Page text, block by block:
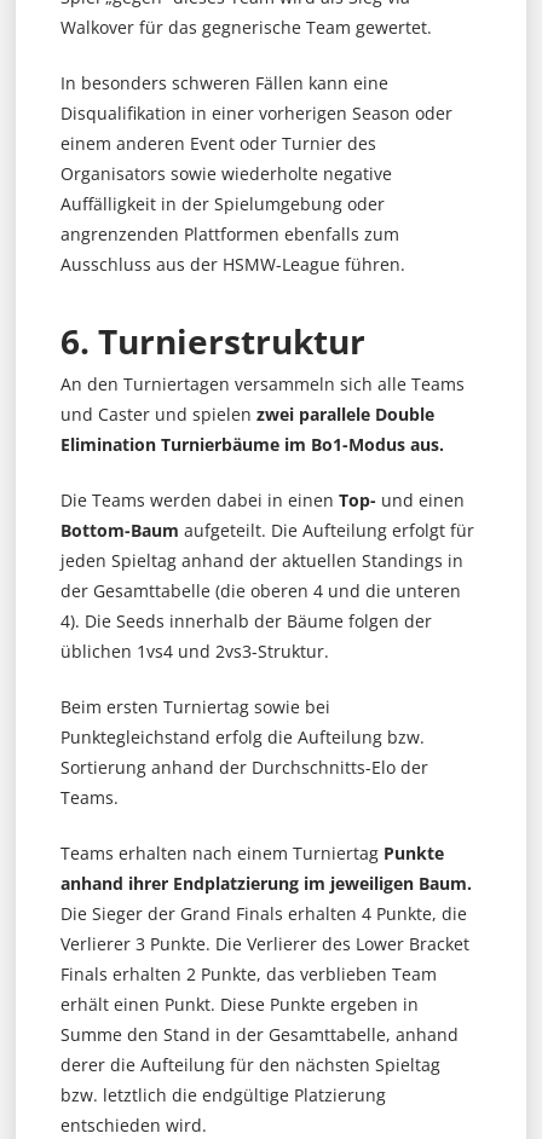
Walkover für das gegnerische Team gewertet.
In besonders schweren Fällen kann eine
Disqualifikation in einer vorherigen Season oder
einem anderen Event oder Turnier des
Organisators sowie wiederholte negative
Auffälligkeit in der Spielumgebung oder
angrenzenden Plattformen ebenfalls zum
Ausschluss aus der HSMW-League führen.
6. Turnierstruktur
An den Turniertagen versammeln sich alle Teams
und Caster und spielen zwei parallele Double
Elimination Turnierbäume im Bo1-Modus aus.
Die Teams werden dabei in einen Top- und einen
Bottom-Baum aufgeteilt. Die Aufteilung erfolgt für
jeden Spieltag anhand der aktuellen Standings in
der Gesamttabelle (die oberen 4 und die unteren
4). Die Seeds innerhalb der Bäume folgen der
üblichen 1vs4 und 2vs3-Struktur.
Beim ersten Turniertag sowie bei
Punktegleichstand erfolg die Aufteilung bzw.
Sortierung anhand der Durchschnitts-Elo der
Teams.
Teams erhalten nach einem TurniertagPunkte
anhand ihrer Endplatzierung im jeweiligen Baum.
Die Sieger der Grand Finals erhalten 4 Punkte, die
Verlierer 3 Punkte. Die Verlierer des Lower Bracket
Finals erhalten 2 Punkte, das verblieben Team
erhält einen Punkt. Diese Punkte ergeben in
Summe den Stand in der Gesamttabelle, anhand
derer die Aufteilung für den nächsten Spieltag
bzw. letztlich die endgültige Platzierung
entschieden wird.